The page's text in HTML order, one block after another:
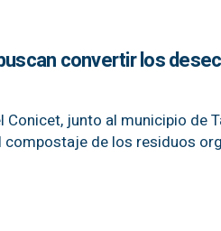
convertir los
Conicet, junto al municipio de
de los residuos